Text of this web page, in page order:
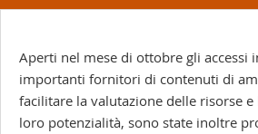
Aperti nel mese di ottobre gli accessi
importanti fornitori di contenuti di
facilitare la valutazione delle risorse e
loro potenzialità, sono state inoltre